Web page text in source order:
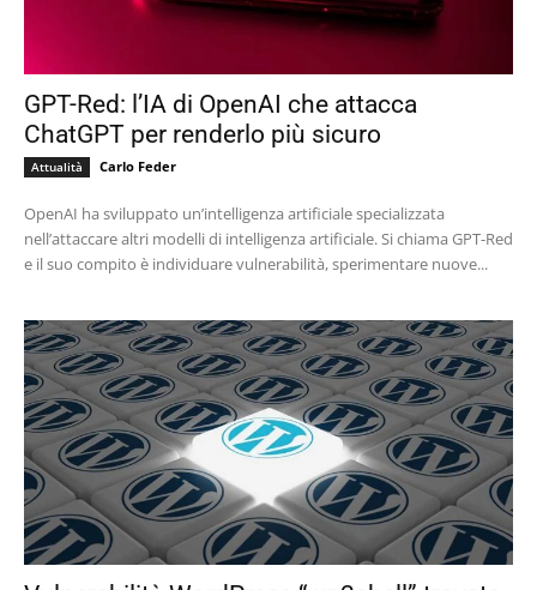
GPT-Red: l’IA di OpenAI che attacca
ChatGPT per renderlo più sicuro
Attualità Carlo Feder
OpenAI ha sviluppato un’intelligenza artificiale specializzata
nell’attaccare altri modelli di intelligenza artificiale. Si chiama GPT-Red
e il suo compito è individuare vulnerabilità, sperimentare nuove...